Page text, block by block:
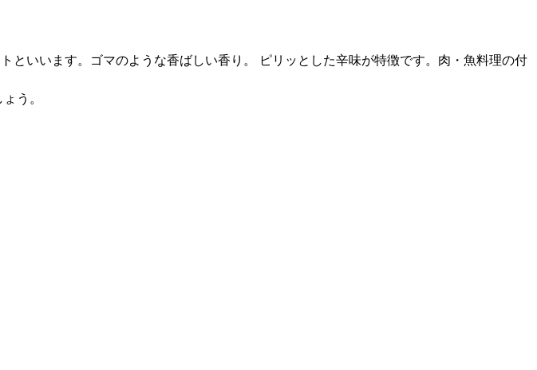
いいます。ゴマのような香ばしい香り。 ピリッとした辛味が特徴です。肉・魚料理の付
う。